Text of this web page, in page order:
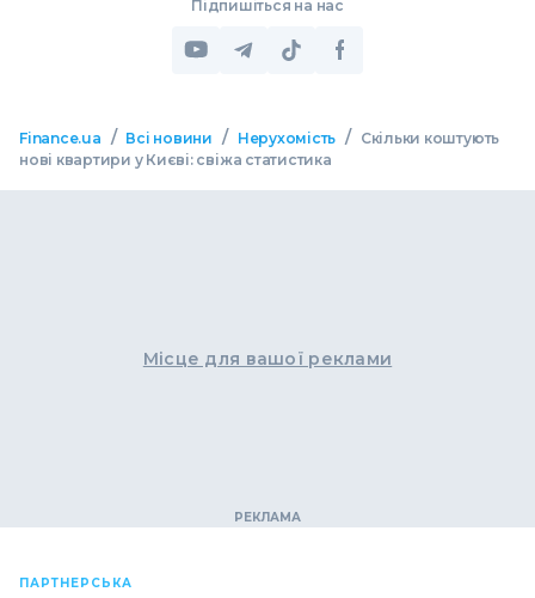
Підпишіться на нас
Finance.ua / Всі новини / Нерухомість /
Скільки коштують
нові квартири у Києві: свіжа статистика
Місце для вашої реклами
ПАРТНЕРСЬКА